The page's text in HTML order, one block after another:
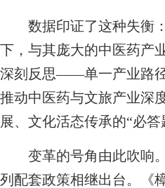
数据印证了这种失衡：
下，与其庞大的中医药产
深刻反思——单一产业路
推动中医药与文旅产业深
展、文化活态传承的“必答
变革的号角由此吹响。
列配套政策相继出台。《